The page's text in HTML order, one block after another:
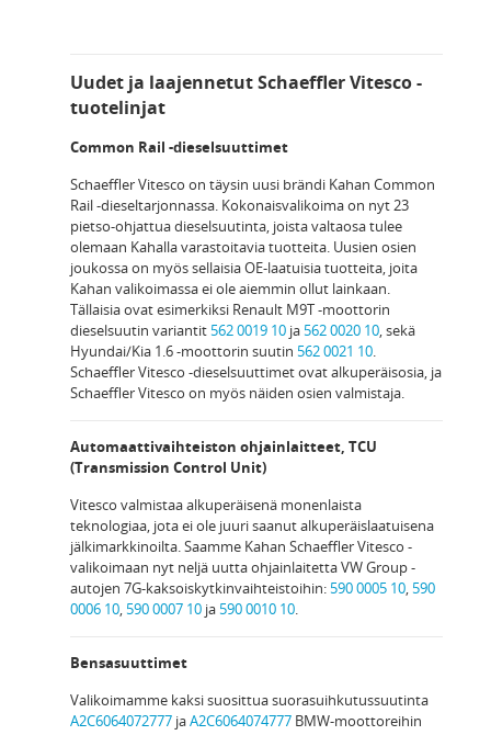
Uudet ja laajennetut Schaeffler Vitesco -
tuotelinjat
Common Rail -dieselsuuttimet
Schaeffler Vitesco on täysin uusi brändi Kahan Common
Rail -dieseltarjonnassa. Kokonaisvalikoima on nyt 23
pietso-ohjattua dieselsuutinta, joista valtaosa tulee
olemaan Kahalla varastoitavia tuotteita. Uusien osien
joukossa on myös sellaisia OE-laatuisia tuotteita, joita
Kahan valikoimassa ei ole aiemmin ollut lainkaan.
Tällaisia ovat esimerkiksi Renault M9T -moottorin
dieselsuutin variantit 562 0019 10 ja 562 0020 10, sekä
Hyundai/Kia 1.6 -moottorin suutin 562 0021 10.
Schaeffler Vitesco -dieselsuuttimet ovat alkuperäisosia, ja
Schaeffler Vitesco on myös näiden osien valmistaja.
Automaattivaihteiston ohjainlaitteet, TCU
(Transmission Control Unit)
Vitesco valmistaa alkuperäisenä monenlaista
teknologiaa, jota ei ole juuri saanut alkuperäislaatuisena
jälkimarkkinoilta. Saamme Kahan Schaeffler Vitesco -
valikoimaan nyt neljä uutta ohjainlaitetta VW Group -
autojen 7G-kaksoiskytkinvaihteistoihin: 590 0005 10, 590
0006 10, 590 0007 10 ja 590 0010 10.
Bensasuuttimet
Valikoimamme kaksi suosittua suorasuihkutussuutinta
A2C6064072777 jaA2C6064074777 BMW-moottoreihin